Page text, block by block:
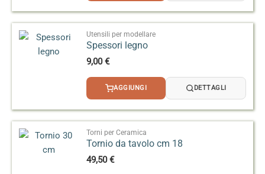
Utensili per modellare
Spessori legno
9,00€
AGGIUNGI DETTAGLI
Torni per Ceramica
Tornio da tavolo cm 18
49,50€